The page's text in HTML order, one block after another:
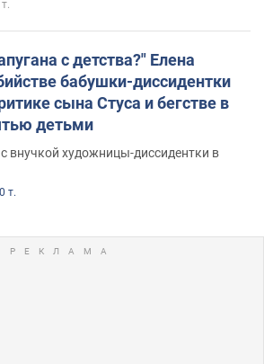
с детства?" Елена
бабушки-диссидентки
сына Стуса и бегстве в
детьми
с внучкой художницы-диссидентки в
т.